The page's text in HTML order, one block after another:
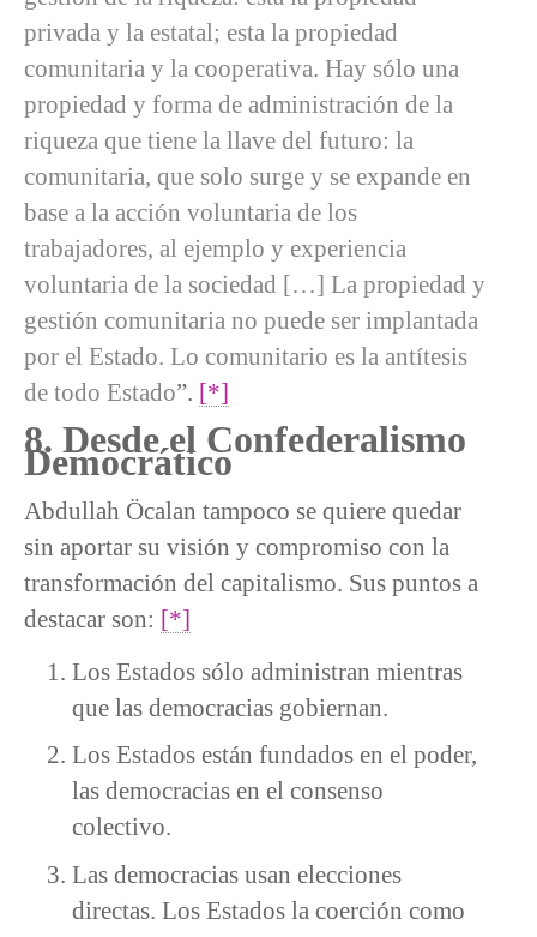
privada y la estatal; esta la propiedad
comunitaria y la cooperativa. Hay sólo una
propiedad y forma de administración de la
riqueza que tiene la llave del futuro: la
comunitaria, que solo surge y se expande en
base a la acción voluntaria de los
trabajadores, al ejemplo y experiencia
voluntaria de la sociedad […] La propiedad y
gestión comunitaria no puede ser implantada
por el Estado. Lo comunitario es la antítesis
de todo Estado”. [*]
8. Desde el Confederalismo
Democrático
Abdullah Öcalan tampoco se quiere quedar
sin aportar su visión y compromiso con la
transformación del capitalismo. Sus puntos a
destacar son: [*]
Los Estados sólo administran mientras
que las democracias gobiernan.
Los Estados están fundados en el poder,
las democracias en el consenso
colectivo.
Las democracias usan elecciones
directas. Los Estados la coerción como